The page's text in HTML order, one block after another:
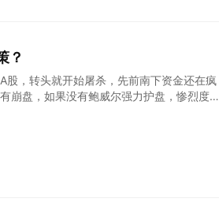
30系列价格从首发的3000附近（丐中丐
系列双双突破7000；首发价格6000
？
股，转头就开始屠杀，先前南下资金还在疯
崩盘，如果没有鲍威尔强力护盘，惨烈度恐
值并不利，因此，当利率升高到一个阶段